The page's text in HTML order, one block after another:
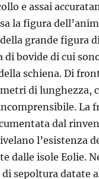
e assai
la figura
grande figura
bovide di cui
schiena. Di
di lunghezza,
La
dal
l’esistenza
dalle isole Eolie.
sepoltura datate